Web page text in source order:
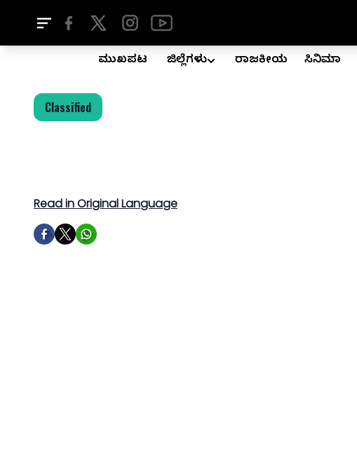
ಮುಖಪುಟ ಜಿಲ್ಲೆಗಳು ರಾಜಕೀಯ ಸಿನಿಮಾ
Classified
Read in Original Language